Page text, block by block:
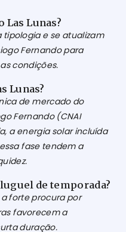
Las Lunas?
e se atualizam
Fernando para
condições.
Lunas?
de mercado do
Fernando (CNAI
a energia solar incluída
fase tendem a
de temporada?
forte procura por
favorecem a
duração.